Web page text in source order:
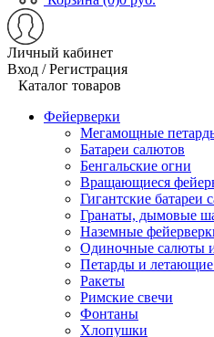
Личный кабинет
Вход / Регистрация
Каталог товаров
Фейерверки
Мегамощные
Батареи салютов
Бенгальские огни
Вращающиеся
Гигантские батареи
Гранаты, дымовые
Наземные
Одиночные салюты
Петарды и летающие
Ракеты
Римские свечи
Фонтаны
Хлопушки